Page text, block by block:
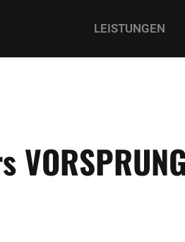
LEISTUNGEN